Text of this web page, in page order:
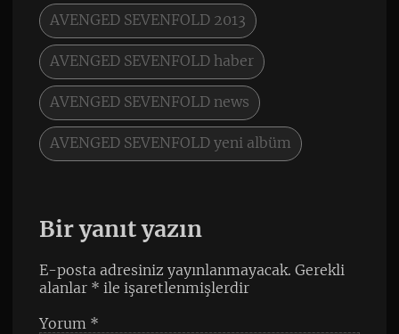
AVENGED SEVENFOLD 2013
AVENGED SEVENFOLD haber
AVENGED SEVENFOLD news
AVENGED SEVENFOLD yeni albüm
Bir yanıt yazın
E-posta adresiniz yayınlanmayacak. Gerekli
alanlar * ile işaretlenmişlerdir
Yorum *